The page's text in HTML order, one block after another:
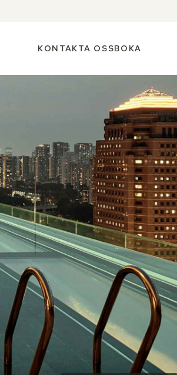
KONTAKTA OSSBOKA